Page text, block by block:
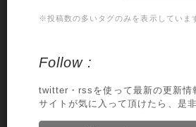
※投稿数の多いタグのみを表示していま
Follow :
twitter・rssを使って最新の更新情
サイトが気に入って頂けたら、是